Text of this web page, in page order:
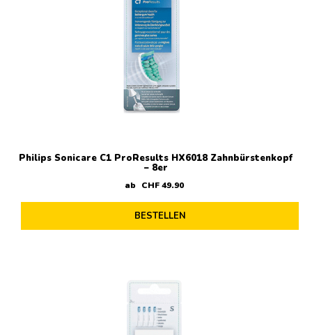
Philips Sonicare C1 ProResults HX6018 Zahnbürstenkopf
– 8er
ab CHF49.90
BESTELLEN